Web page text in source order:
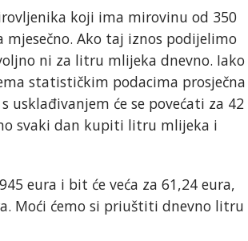
koji ima mirovinu od 350
Ako taj iznos podijelimo
ni za litru mlijeka dnevno. Iako
statističkim podacima prosječna
usklađivanjem će se povećati za 42
svaki dan kupiti litru mlijeka i
eura i bit će veća za 61,24 eura,
Moći ćemo si priuštiti dnevno litru